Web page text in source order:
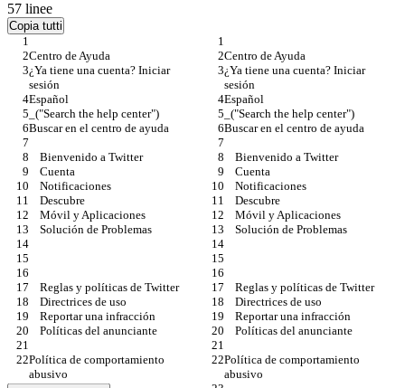
57 linee
Copia tutti
Centro de Ayuda
Centro de Ayuda
¿Ya tiene una cuenta? Iniciar
sesión
¿Ya tiene una cuenta? Iniciar
sesión
Español
Español
_("Search the help center")
_("Search the help center")
Buscar en el centro de ayuda
Buscar en el centro de ayuda
    Bienvenido a Twitter
    Bienvenido a Twitter
    Cuenta
    Cuenta
    Notificaciones
    Notificaciones
    Descubre
    Descubre
    Móvil y Aplicaciones
    Móvil y Aplicaciones
    Solución de Problemas
    Solución de Problemas
    Reglas y políticas de Twitter
    Reglas y políticas de Twitter
    Directrices de uso
    Directrices de uso
    Reportar una infracción
    Reportar una infracción
    Políticas del anunciante
    Políticas del anunciante
Política de comportamiento
abusivo
Política de comportamiento
abusivo